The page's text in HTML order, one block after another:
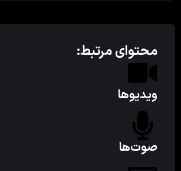
محتوای مرتبط:
ویدیوها
صوت‌ها